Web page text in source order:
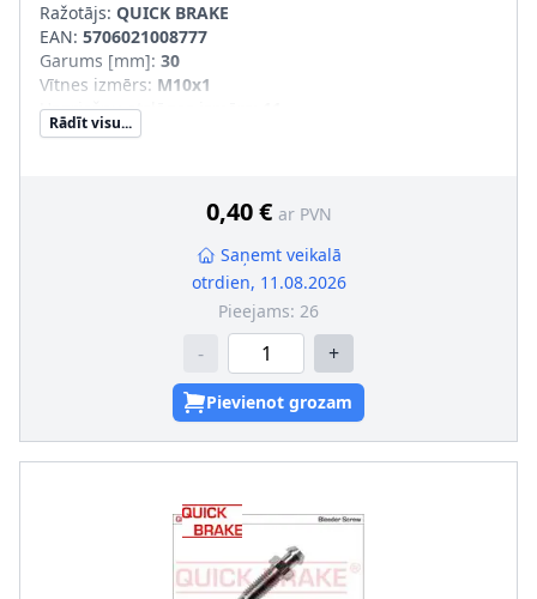
Ražotājs: QUICK BRAKE
EAN: 5706021008777
Garums [mm]: 30
Vītnes izmērs: M10x1
Uzgriežņu atslēgas izmērs
Vītnes veids:
Rādīt visu...
0,40 € ar PVN
Saņemt veikalā
otrdien, 11.08.2026
Pieejams: 26
- +
Pievienot grozam